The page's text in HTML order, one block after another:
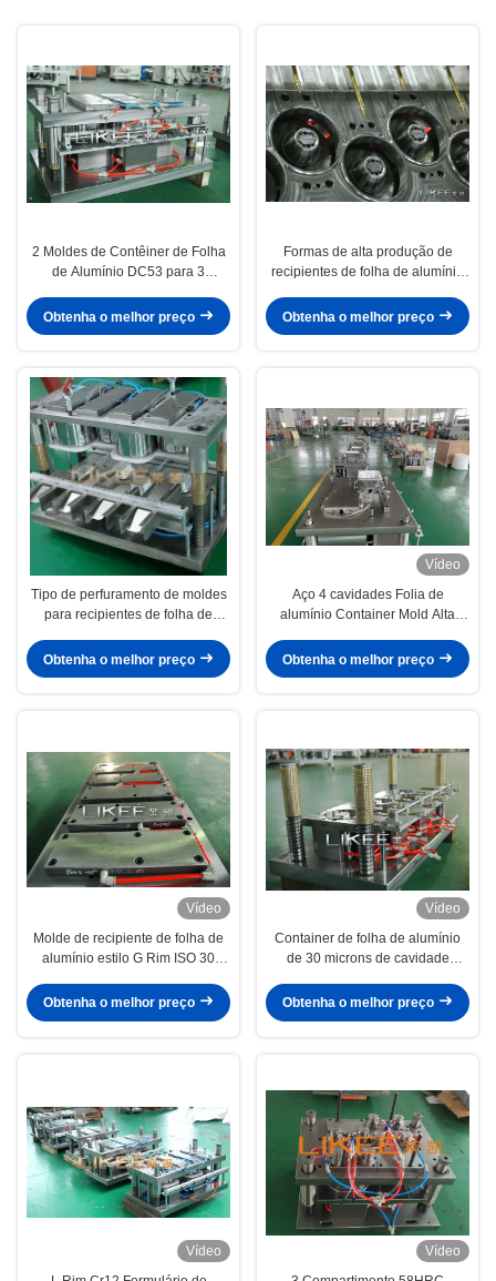
2 Moldes de Contêiner de Folha
de Alumínio DC53 para 3
Obtenha o melhor preço
Formas de alta produção de
recipientes de folha de alumínio
Obtenha o melhor preço
Tipo de perfuramento de moldes
para recipientes de folha de
58HRC
Obtenha o melhor preço
Vídeo
Aço 4 cavidades Folia de
alumínio Container Mold Alta
Obtenha o melhor preço
Vídeo
Molde de recipiente de folha de
alumínio estilo G Rim ISO 30
Obtenha o melhor preço
Vídeo
Container de folha de alumínio
de 30 microns de cavidade
Obtenha o melhor preço
Vídeo
Vídeo